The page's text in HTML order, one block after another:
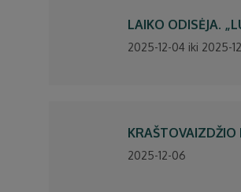
LAIKO ODISĖJA.
2025-12-04 iki 2025-
KRAŠTOVAIZDŽIO
2025-12-06